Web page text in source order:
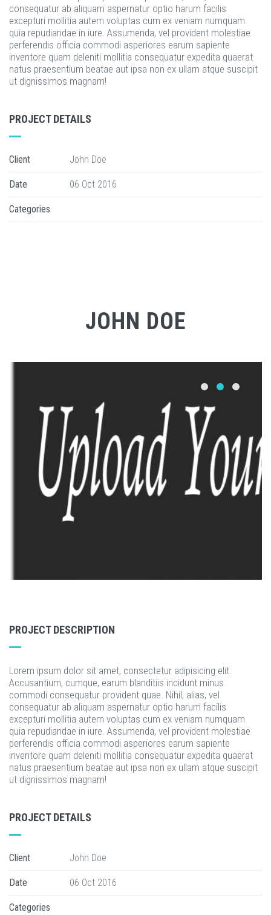
consequatur ab aliquam aspernatur optio harum facilis
excepturi mollitia autem voluptas cum ex veniam numquam
quia repudiandae in iure. Assumenda, vel provident molestiae
perferendis officia commodi asperiores earum sapiente
inventore quam deleniti mollitia consequatur expedita quaerat
natus praesentium beatae aut ipsa non ex ullam atque suscipit
ut dignissimos magnam!
PROJECT DETAILS
Client John Doe
Date 06 Oct 2016
Categories
JOHN DOE
PROJECT DESCRIPTION
Lorem ipsum dolor sit amet, consectetur adipisicing elit.
Accusantium, cumque, earum blanditiis incidunt minus
commodi consequatur provident quae. Nihil, alias, vel
consequatur ab aliquam aspernatur optio harum facilis
excepturi mollitia autem voluptas cum ex veniam numquam
quia repudiandae in iure. Assumenda, vel provident molestiae
perferendis officia commodi asperiores earum sapiente
inventore quam deleniti mollitia consequatur expedita quaerat
natus praesentium beatae aut ipsa non ex ullam atque suscipit
ut dignissimos magnam!
PROJECT DETAILS
Client John Doe
Date 06 Oct 2016
Categories